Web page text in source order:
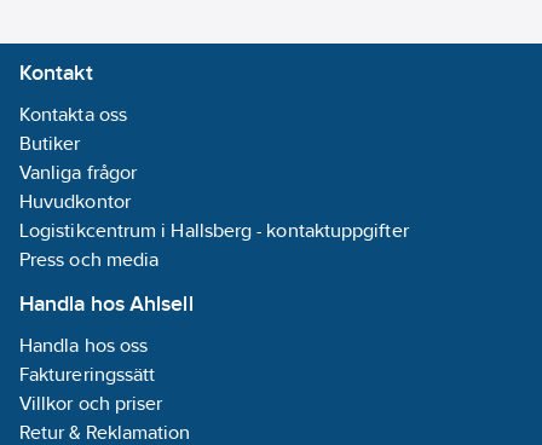
Kontakt
Kontakta oss
Butiker
Vanliga frågor
Huvudkontor
Logistikcentrum i Hallsberg - kontaktuppgifter
Press och media
Handla hos Ahlsell
Handla hos oss
Faktureringssätt
Villkor och priser
Retur & Reklamation